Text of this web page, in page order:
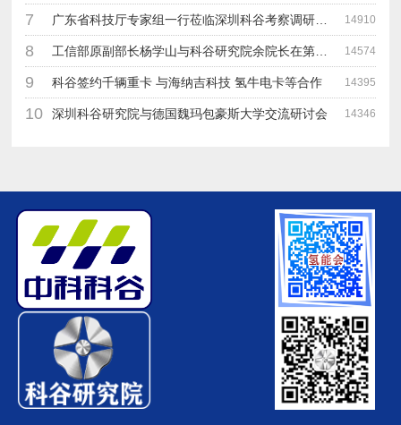
7 广东省科技厅专家组一行莅临深圳科谷考察调研“未来能源中心”项目 14910
8 工信部原副部长杨学山与科谷研究院余院长在第九届中电博览会交流 14574
9 科谷签约千辆重卡 与海纳吉科技 氢牛电卡等合作 14395
10 深圳科谷研究院与德国魏玛包豪斯大学交流研讨会 14346